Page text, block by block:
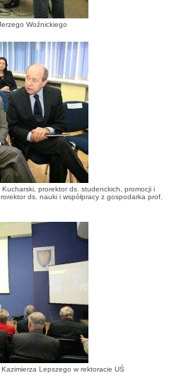
Woźnickiego
prorektor ds. studenckich, promocji i
ds. nauki i współpracy z gospodarka prof.
Lepszego w rektoracie UŚ